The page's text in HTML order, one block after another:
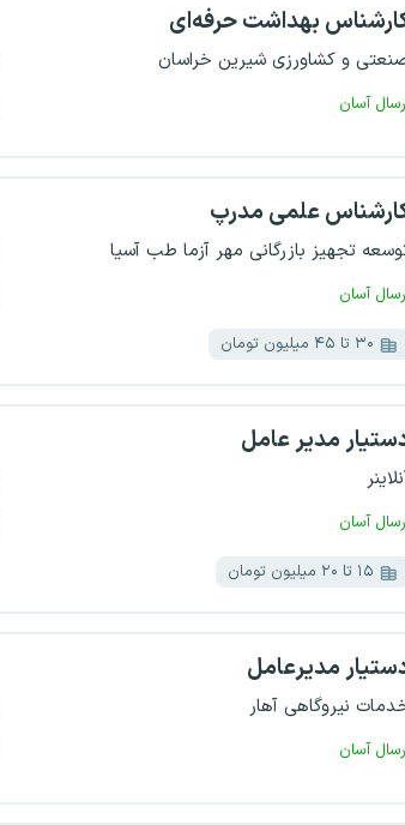
بهداشت حرفه‌ای
و کشاورزی شیرین خراسان
آسان
علمی مدرپ
تجهیز بازرگانی مهر آزما طب آسیا
آسان
۳۰ تا ۴۵ میلیون تومان
مدیر عامل
آسان
۱۵ تا ۲۰ میلیون تومان
مدیرعامل
نیروگاهی آهار
آسان